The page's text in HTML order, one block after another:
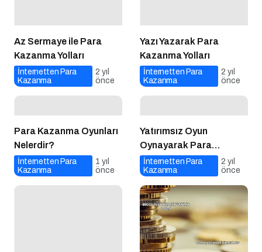
Az Sermaye ile Para
Kazanma Yolları
İnternetten Para
Kazanma
önce
Yazı Yazarak Para
Kazanma Yolları
İnternetten Para
Kazanma
önce
Para Kazanma Oyunları
Nelerdir?
İnternetten Para
Kazanma
önce
Yatırımsız Oyun
Oynayarak Para
Kazanma
İnternetten Para
Kazanma
önce